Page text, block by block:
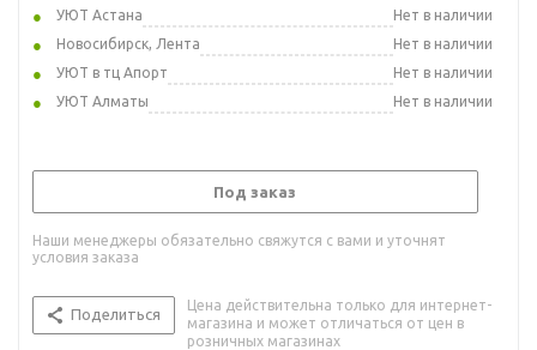
УЮТ Астана
Нет в наличии
Новосибирск, Лента
Нет в наличии
УЮТ в тц Апорт
Нет в наличии
УЮТ Алматы
Нет в наличии
Под заказ
Наши менеджеры обязательно свяжутся с вами и уточнят
условия заказа
Поделиться
Цена действительна только для интернет-
магазина и может отличаться от цен в
розничных магазинах